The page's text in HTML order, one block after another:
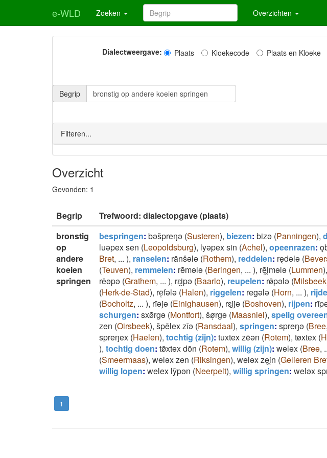
e-WLD Zoeken Overzichten
Dialectweergave: Plaats Kloekecode Plaats en Kloeke
Begrip
Filteren...
Overzicht
Gevonden: 1
Begrip Trefwoord: dialectopgave (plaats)
bronstig
op
andere
koeien
springen
bespringen: bǝšpreŋǝ (Susteren), biezen: bizǝ (Panningen),
luǝpex sen (Leopoldsburg), lyǝpex sin (Achel), opeenrazen:
Bret, ... ), ranselen: rānšǝlǝ (Rothem), reddelen: rędǝlǝ (
(Teuven), remmelen: rēmǝlǝ (Beringen, ... ), rē̜i̯mǝlǝ (Lummen),
rēǝpǝ (Grathem, ... ), rɛi̯pǝ (Baarlo), reupelen: rø̄pǝlǝ (Milsbeek
(Herk-de-Stad), rē̜fǝlǝ (Halen), riggelen: regǝlǝ (Horn, ... ),
(Bocholtz, ... ), rīǝjǝ (Einighausen), rɛi̯jǝ (Boshoven), rijpen:
schurgen: sxø̄rgǝ (Montfort), šø̜rgǝ (Maasniel), spelig
zen (Oirsbeek), špēlex zīǝ (Ransdaal), springen: spreŋǝ (Bree,
spreŋex (Haelen), tochtig (zijn): tuxtex zēǝn (Rotem), tøxtex (
), tochtig doen: tø̄xtex dōn (Rotem), willig (zijn): welex (Bree,
(Smeermaas), welǝx zen (Riksingen), welǝx zęi̯n (Gelieren
willig lopen: welex lȳpǝn (Neerpelt), willig springen: welǝx
1